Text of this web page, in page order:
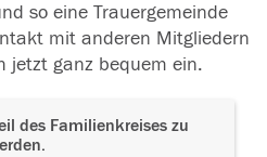
so eine Trauergemeinde
mit anderen Mitgliedern
jetzt ganz bequem ein.
des Familienkreises zu